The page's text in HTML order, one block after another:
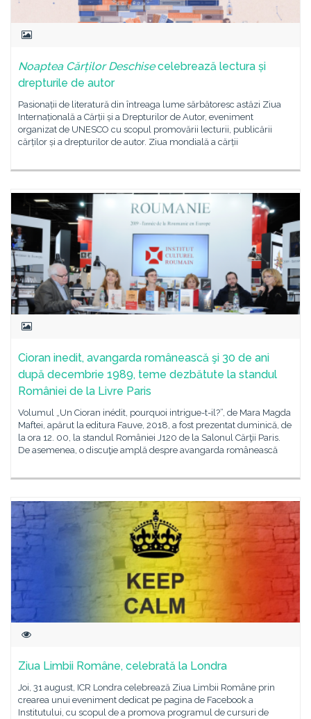
Noaptea Cărților Deschisecelebrează lectura și
drepturile de autor
Pasionații de literatură din întreaga lume sărbătoresc astăzi Ziua
Internațională a Cărții și a Drepturilor de Autor, eveniment
organizat de UNESCO cu scopul promovării lecturii, publicării
cărților și a drepturilor de autor. Ziua mondială a cărții
Cioran inedit, avangarda românească şi 30 de ani
după decembrie 1989, teme dezbătute la standul
României de la Livre Paris
Volumul „Un Cioran inédit, pourquoi intrigue-t-il?”, de Mara Magda
Maftei, apărut la editura Fauve, 2018, a fost prezentat duminică, de
la ora 12. 00, la standul României J120 de la Salonul Cărţii Paris.
De asemenea, o discuţie amplă despre avangarda românească
Ziua Limbii Române, celebrată la Londra
Joi, 31 august, ICR Londra celebrează Ziua Limbii Române prin
crearea unui eveniment dedicat pe pagina de Facebook a
Institutului, cu scopul de a promova programul de cursuri de